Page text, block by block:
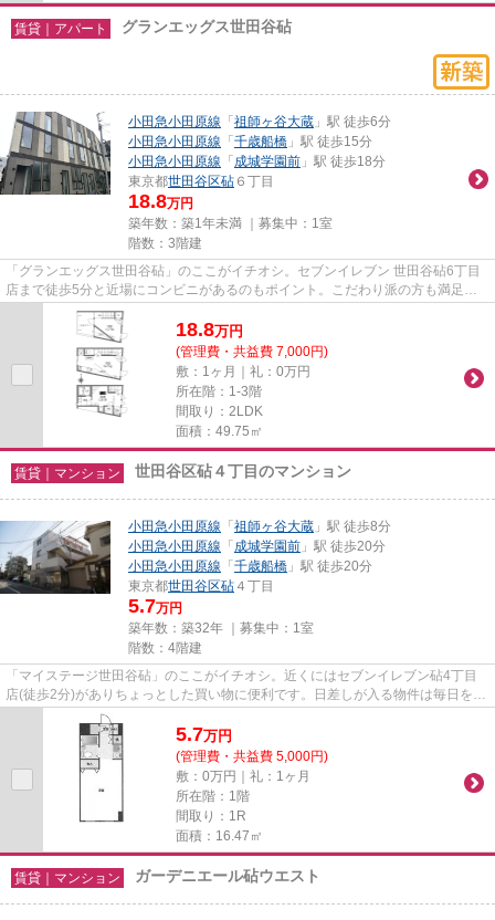
賃貸｜アパート グランエッグス世田谷砧
小田急小田原線 「祖師ヶ谷大蔵 」駅 徒歩6分
小田急小田原線 「千歳船橋 」駅 徒歩15分
小田急小田原線 「成城学園前 」駅 徒歩18分
東京都世田谷区砧 ６丁目
18.8万円
築年数：築1年未満 ｜募集中： 1室
階数：3階建
「グランエッグス世田谷砧」のここがイチオシ。セブンイレブン 世田谷砧6丁目
店まで徒歩5分と近場にコンビニがあるのもポイント。こだわり派の方も満足度
の高いデザイナーズアパートで...
18.8万円
(管理費・共益費 7,000円)
敷：1ヶ月｜礼：0万円
所在階：1-3階
間取り：2LDK
面積：49.75㎡
賃貸｜マンション 世田谷区砧４丁目のマンション
小田急小田原線 「祖師ヶ谷大蔵 」駅 徒歩8分
小田急小田原線 「成城学園前 」駅 徒歩20分
小田急小田原線 「千歳船橋 」駅 徒歩20分
東京都世田谷区砧 ４丁目
5.7万円
築年数：築32年 ｜募集中： 1室
階数：4階建
「マイステージ世田谷砧」のここがイチオシ。近くにはセブンイレブン砧4丁目
店(徒歩2分)がありちょっとした買い物に便利です。日差しが入る物件は毎日を快
適に過ごす事ができるマンシ...
5.7万円
(管理費・共益費 5,000円)
敷：0万円｜礼：1ヶ月
所在階：1階
間取り：1R
面積：16.47㎡
賃貸｜マンション ガーデニエール砧ウエスト